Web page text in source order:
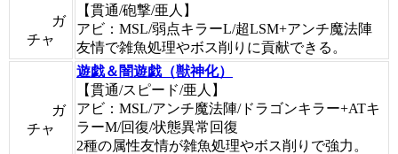
ガ
チャ
【貫通/砲撃/亜人】
アビ：MSL/弱点キラーL/超LSM+アンチ魔法陣
友情で雑魚処理やボス削りに貢献できる。
ガ
チャ
遊戯＆闇遊戯（獣神化）
【貫通/スピード/亜人】
アビ：MSL/アンチ魔法陣/ドラゴンキラー+ATキ
ラーM/回復/状態異常回復
2種の属性友情が雑魚処理やボス削りで強力。